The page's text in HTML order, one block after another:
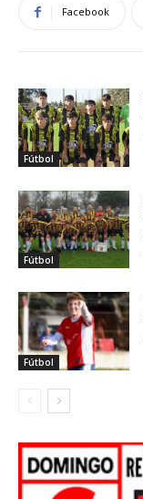
Facebook
Fútbol
Fútbol
Fútbol